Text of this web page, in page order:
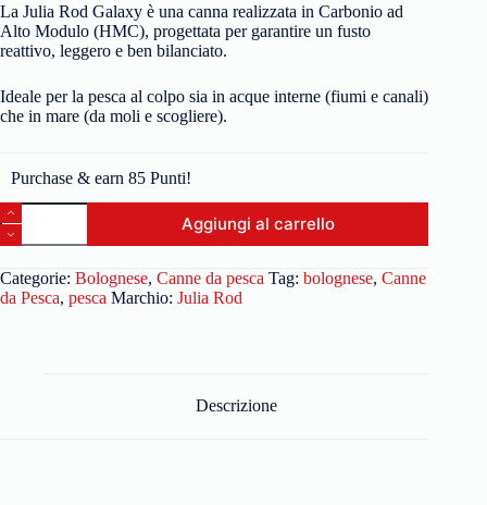
La Julia Rod Galaxy è una canna realizzata in Carbonio ad
Alto Modulo (HMC), progettata per garantire un fusto
reattivo, leggero e ben bilanciato.
Ideale per la pesca al colpo sia in acque interne (fiumi e canali)
che in mare (da moli e scogliere).
Purchase & earn 85 Punti!
Aggiungi al carrello
Categorie: Bolognese, Canne da pesca Tag: bolognese, Canne
da Pesca, pesca Marchio: Julia Rod
Descrizione